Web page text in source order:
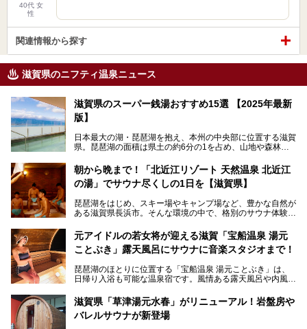
40代 女
性
関連情報から探す
滋賀県のニフティ温泉ニュース
滋賀県のスーパー銭湯おすすめ15選 【2025年最新
版】
日本最大の湖・琵琶湖を抱え、本州の中央部に位置する滋賀
県。琵琶湖の面積は県土の約6分の1を占め、山地や森林部
して栄え、県内には世界遺産の比叡山延暦寺、天守が国宝に
指定されている彦根城、国の特別史跡の安土城跡など、多数
の史跡があります。
琵琶湖の雄大な景色を眺めながら入れる施設もありますよ。
朝から晩まで！「北近江リゾート 天然温泉 北近江
の湯」でサウナ尽くしの1日を【滋賀県】
琵琶湖をはじめ、スキー場やキャンプ場など、豊かな自然が
ある滋賀県長浜市。そんな環境の中で、格別のサウナ体験を
今回は、「北近江リゾート 天然温泉 北近江の湯」で朝から
晩まで楽しめる過ごし方をご紹介！ サウナ設備やサウナド
違いなしですよ。
───
この記事は北近江リゾート 天然温泉 北近江の湯のPR記事で
す。
元アイドルの若女将が迎える滋賀「宝船温泉 湯元
ことぶき」露天風呂にサウナに音楽スタジオまで！
琵琶湖のほとりに位置する「宝船温泉 湯元ことぶき」は、
日帰り入浴も可能な温泉宿です。風情ある露天風呂や内風
ープン。湖からそよぐ爽やかな風を感じながらサウナと温泉
が楽しめます。
滋賀県「草津湯元水春」がリニューアル！岩盤房や
バレルサウナが新登場